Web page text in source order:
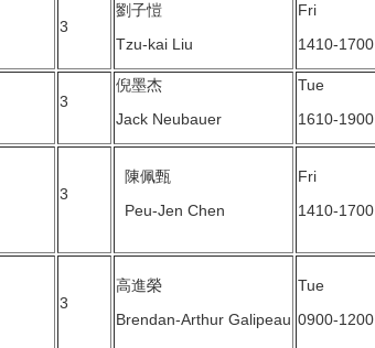
3
劉子愷
Tzu-kai Liu
Fri
1410-1700
3
倪墨杰
Jack Neubauer
Tue
1610-1900
3
陳佩甄
Peu-Jen Chen
Fri
1410-1700
3
高進榮
Brendan-Arthur Galipeau
Tue
0900-1200